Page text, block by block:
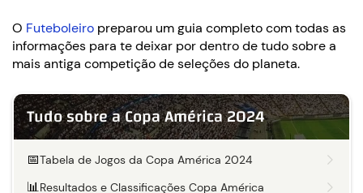
O Futeboleiro preparou um guia completo com todas as
informações para te deixar por dentro de tudo sobre a
mais antiga competição de seleções do planeta.
Tudo sobre a Copa América 2024
📅Tabela de Jogos da Copa América 2024
📊Resultados e Classificações Copa América